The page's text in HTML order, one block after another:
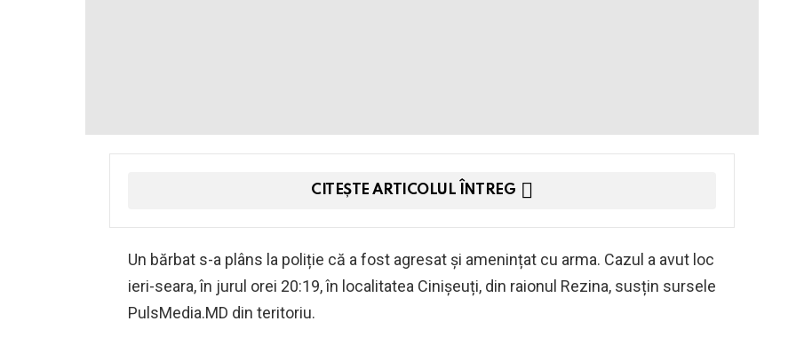
CITEȘTE ARTICOLUL ÎNTREG
Un bărbat s-a plâns la poliție că a fost agresat și amenințat cu arma. Cazul a avut loc
ieri-seara, în jurul orei 20:19, în localitatea Cinișeuți, din raionul Rezina, susțin sursele
PulsMedia.MD din teritoriu.